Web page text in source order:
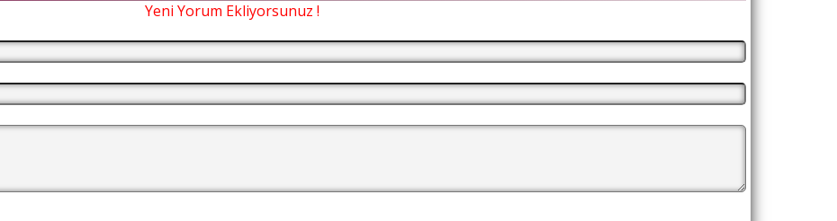
Yeni Yorum Ekliyorsunuz !